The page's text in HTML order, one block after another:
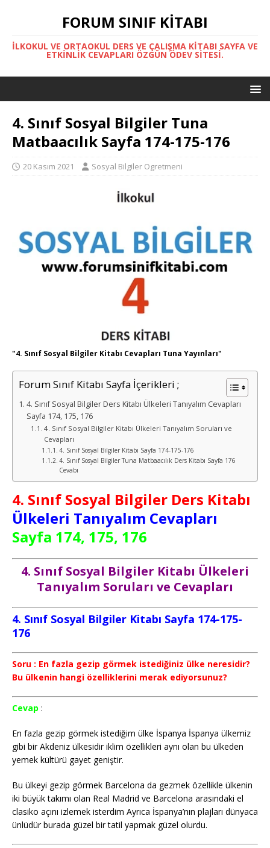
FORUM SINIF KITABI
İLKOKUL VE ORTAOKUL DERS VE ÇALIŞMA KITABI SAYFA VE
ETKINLIK CEVAPLARI ÖZGÜN ÖDEV SITESI.
4. Sınıf Sosyal Bilgiler Tuna
Matbaacılık Sayfa 174-175-176
20 Kasım 2021 Sosyal Bilgiler Ogretmeni
"4. Sınıf Sosyal Bilgiler Kitabı Cevapları Tuna Yayınları"
Forum Sınıf Kitabı Sayfa İçerikleri ;
4. Sınıf Sosyal Bilgiler Ders Kitabı Ülkeleri Tanıyalım Cevapları
Sayfa 174, 175, 176
4. Sınıf Sosyal Bilgiler Kitabı Ülkeleri Tanıyalım Soruları ve
Cevapları
4. Sınıf Sosyal Bilgiler Kitabı Sayfa 174-175-176
4. Sınıf Sosyal Bilgiler Tuna Matbaacılık Ders Kitabı Sayfa 176
Cevabı
4. Sınıf Sosyal Bilgiler Ders Kitabı
Ülkeleri Tanıyalım Cevapları
Sayfa 174, 175, 176
4. Sınıf Sosyal Bilgiler Kitabı Ülkeleri
Tanıyalım Soruları ve Cevapları
4. Sınıf Sosyal Bilgiler Kitabı Sayfa 174-175-
176
Soru : En fazla gezip görmek istediğiniz ülke neresidir?
Bu ülkenin hangi özelliklerini merak ediyorsunuz?
Cevap :
En fazla gezip görmek istediğim ülke İspanya İspanya ülkemiz
gibi bir Akdeniz ülkesidir iklim özellikleri aynı olan bu ülkeden
yemek kültürü gayet geniştir.
Bu ülkeyi gezip görmek Barcelona da gezmek özellikle ülkenin
iki büyük takımı olan Real Madrid ve Barcelona arasındaki el
clasiko açını izlemek isterdim Ayrıca İspanya’nın plajları dünyaca
ünlüdür burada güzel bir tatil yapmak güzel olurdu.